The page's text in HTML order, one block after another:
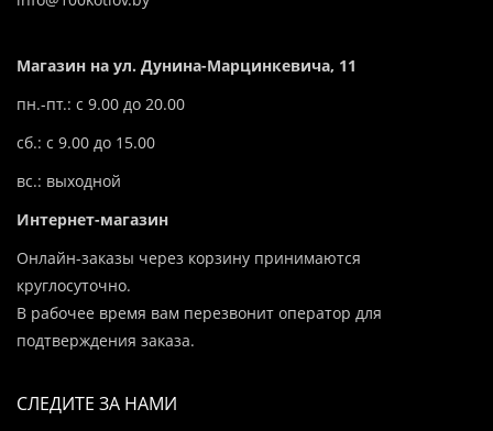
Магазин на ул. Дунина-Марцинкевича, 11
пн.-пт.: с 9.00 до 20.00
сб.: с 9.00 до 15.00
вс.: выходной
Интернет-магазин
Онлайн-заказы через корзину принимаются
круглосуточно.
В рабочее время вам перезвонит оператор для
подтверждения заказа.
СЛЕДИТЕ ЗА НАМИ